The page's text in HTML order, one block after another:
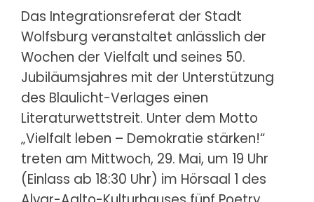
Das Integrationsreferat der Stadt
Wolfsburg veranstaltet anlässlich der
Wochen der Vielfalt und seines 50.
Jubiläumsjahres mit der Unterstützung
des Blaulicht-Verlages einen
Literaturwettstreit. Unter dem Motto
„Vielfalt leben – Demokratie stärken!“
treten am Mittwoch, 29. Mai, um 19 Uhr
(Einlass ab 18:30 Uhr) im Hörsaal 1 des